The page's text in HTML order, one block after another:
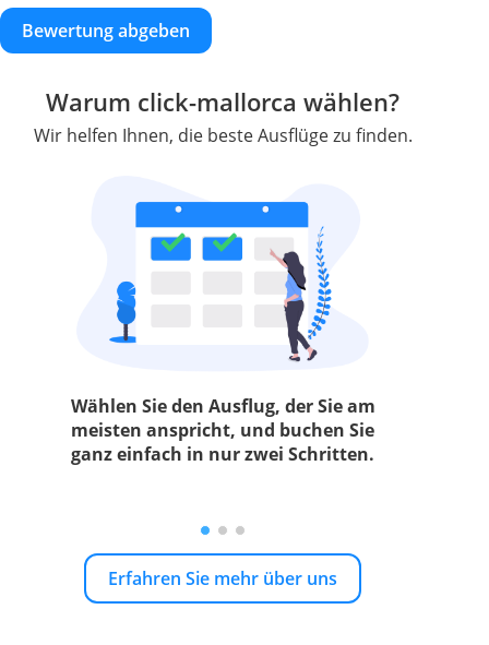
Bewertung abgeben
Warum click-mallorca wählen?
Wir helfen Ihnen, die beste Ausflüge zu finden.
Wählen Sie den Ausflug, der Sie am
meisten anspricht, und buchen Sie
ganz einfach in nur zwei Schritten.
Erfahren Sie mehr über uns